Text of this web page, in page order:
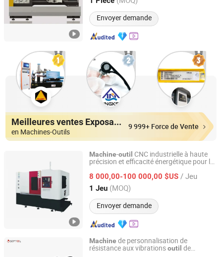
Envoyer demande
Meilleures ventes Exposants
en Machines-Outils
9 999+ Force de Vente
Machine-outil CNC industrielle à haute
précision et efficacité énergétique pour le
8 000,00-100 000,00 $US / Jeu
1 Jeu (MOQ)
Envoyer demande
Shenzhen Shuntong Auto Equipmen Co., Ltd.
Guangdong, China Depuis 2026
Machine de personnalisation de
résistance aux vibrationsoutil de
Softool Manufacturing Co., Ltd.